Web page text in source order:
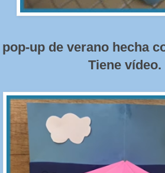
up de verano hecha
Tiene vídeo.